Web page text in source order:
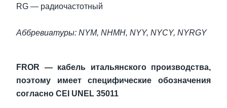
RG — радиочастотный
Аббревиатуры: NYM, NHMH, NYY, NYCY, NYRGY
FROR — кабель итальянского производства,
поэтому имеет специфические обозначения
согласно CEI UNEL 35011